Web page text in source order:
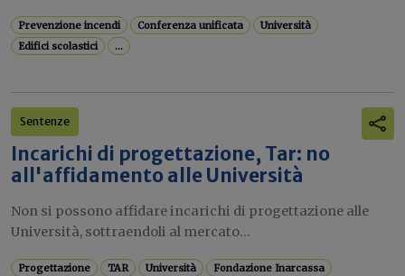
Prevenzione incendi Conferenza unificata
Università
Edifici scolastici
...
Sentenze
Incarichi di progettazione, Tar: no
all'affidamento alle Università
Non si possono affidare incarichi di progettazione alle
Università, sottraendoli al mercato...
Progettazione TAR Università Fondazione Inarcassa